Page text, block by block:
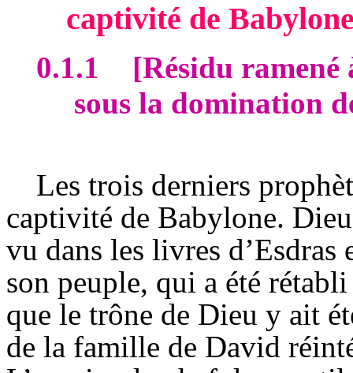
captivité de
0.1.1
[Résidu
sous la domination
Les trois derniers
captivité de Babylone.
vu dans les livres
son peuple, qui a été
que le trône de Dieu y ait
de la famille de David